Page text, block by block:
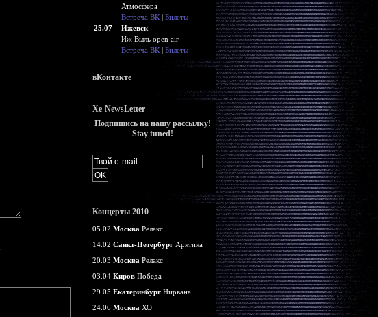
Атмосфера
Встреча ВК | Билеты
25.07
Ижевск
Иж Выль open air
Встреча ВК | Билеты
вКонтакте
Xe-NewsLetter
Подпишись на нашу рассылку!
Stay tuned!
Концерты 2010
05.02 Москва Релакс
14.02 Санкт-Петербург Арктика
20.03 Москва Релакс
03.04 Киров Победа
29.05 Екатеринбург Нирвана
24.06 Москва ХО